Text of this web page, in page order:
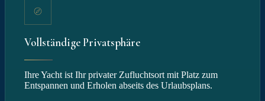
Vollständige Privatsphäre
Ihre Yacht ist Ihr privater Zufluchtsort mit Platz zum
Entspannen und Erholen abseits des Urlaubsplans.